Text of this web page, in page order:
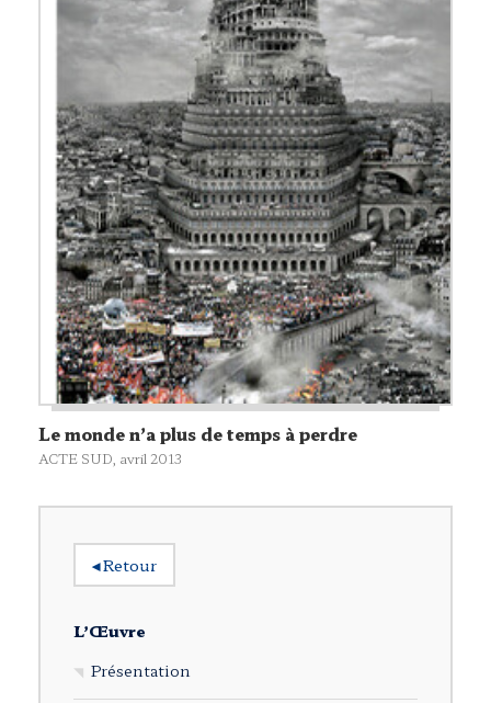
Le monde n’a plus de temps à perdre
ACTE SUD , avril 2013
◂Retour
L’Œuvre
Présentation